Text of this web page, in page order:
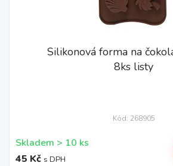
Silikonová forma na
8ks listy
Kód: 268905
Skladem > 10 ks
45 Kč s DPH